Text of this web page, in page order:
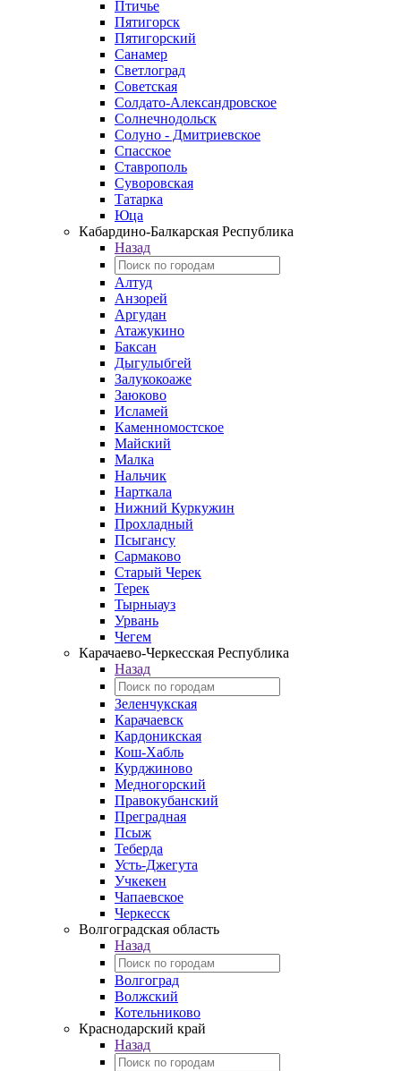
Птичье
Пятигорск
Пятигорский
Санамер
Светлоград
Советская
Солдато-Александровское
Солнечнодольск
Солуно - Дмитриевское
Спасское
Ставрополь
Суворовская
Татарка
Юца
Кабардино‑Балкарская Республика
Назад
Алтуд
Анзорей
Аргудан
Атажукино
Баксан
Дыгулыбгей
Залукокоаже
Заюково
Исламей
Каменномостское
Майский
Малка
Нальчик
Нарткала
Нижний Куркужин
Прохладный
Псыгансу
Сармаково
Старый Черек
Терек
Тырныауз
Урвань
Чегем
Карачаево-Черкесская Республика
Назад
Зеленчукская
Карачаевск
Кардоникская
Кош-Хабль
Курджиново
Медногорский
Правокубанский
Преградная
Псыж
Теберда
Усть-Джегута
Учкекен
Чапаевское
Черкесск
Волгоградская область
Назад
Волгоград
Волжский
Котельниково
Краснодарский край
Назад